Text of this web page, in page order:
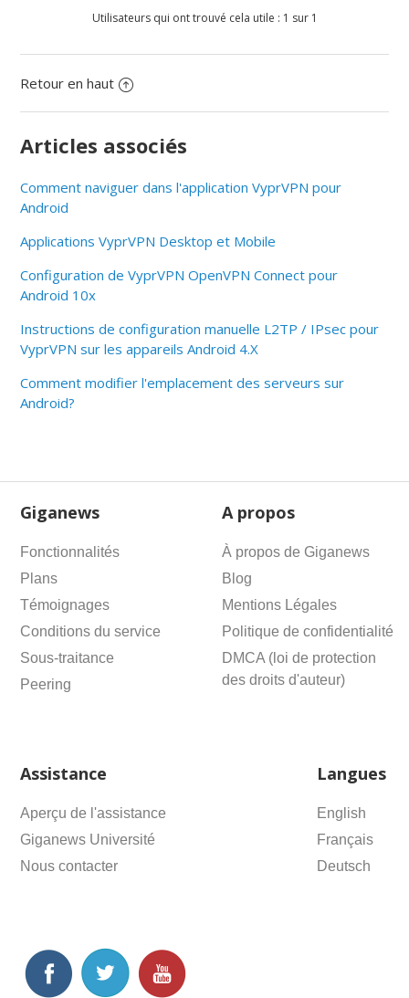
Utilisateurs qui ont trouvé cela utile : 1 sur 1
Retour en haut
Articles associés
Comment naviguer dans l'application VyprVPN pour
Android
Applications VyprVPN Desktop et Mobile
Configuration de VyprVPN OpenVPN Connect pour
Android 10x
Instructions de configuration manuelle L2TP / IPsec pour
VyprVPN sur les appareils Android 4.X
Comment modifier l'emplacement des serveurs sur
Android?
Giganews
Fonctionnalités
Plans
Témoignages
Conditions du service
Sous-traitance
Peering
A propos
À propos de Giganews
Blog
Mentions Légales
Politique de confidentialité
DMCA (loi de protection
des droits d'auteur)
Assistance
Aperçu de l'assistance
Giganews Université
Nous contacter
Langues
English
Français
Deutsch